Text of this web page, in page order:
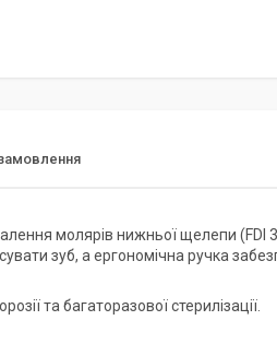
молярів нижньої щелепи
зуб, а ергономічна ручка
та багаторазової стерилізації.